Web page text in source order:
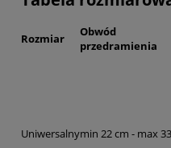
Rozmiar
Obwód
przedramienia
Uniwersalnymin 22 cm - max